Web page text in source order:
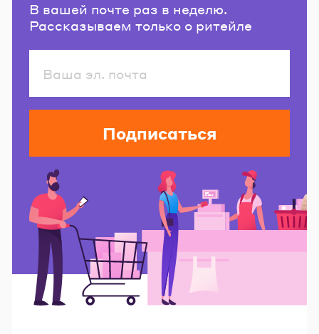
В вашей почте раз в неделю.
Рассказываем только о ритейле
Подписаться